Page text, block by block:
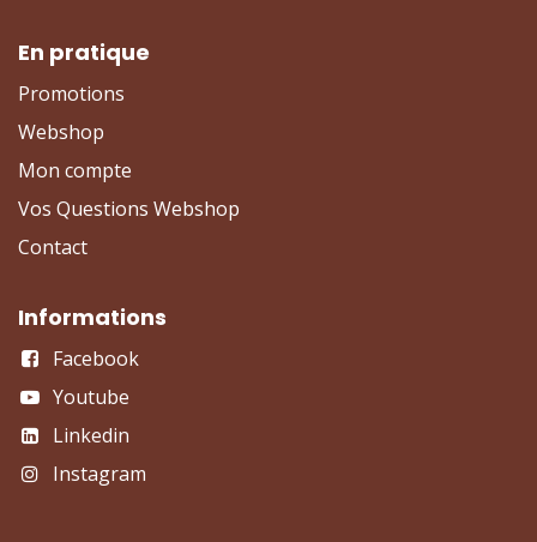
En pratique
Promotions
Webshop
Mon compte
Vos Questions Webshop
Contact
Informations
Facebook
Youtube
Linkedin
Instagram